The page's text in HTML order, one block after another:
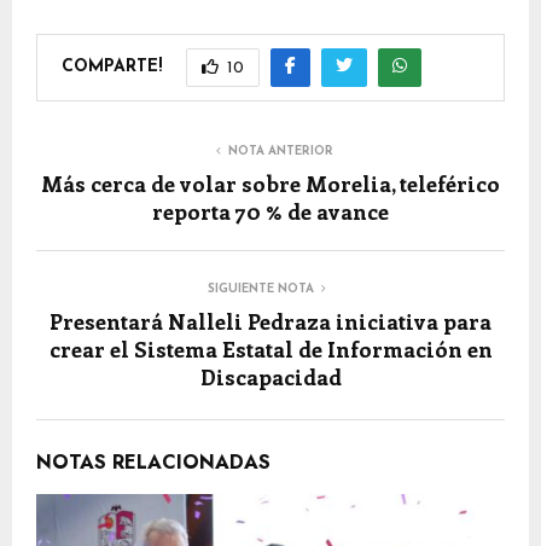
COMPARTE! 10
NOTA ANTERIOR
Más cerca de volar sobre Morelia, teleférico
reporta 70 % de avance
SIGUIENTE NOTA
Presentará Nalleli Pedraza iniciativa para
crear el Sistema Estatal de Información en
Discapacidad
NOTAS RELACIONADAS